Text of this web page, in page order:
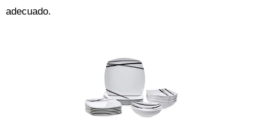
adecuado.